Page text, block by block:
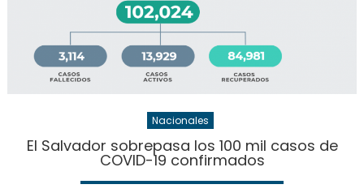
Nacionales
El Salvador sobrepasa los 100 mil casos de
COVID-19 confirmados